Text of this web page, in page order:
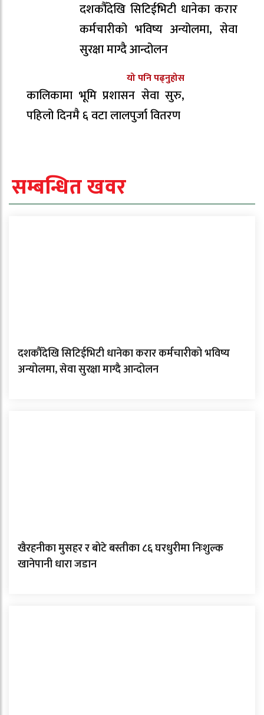
दशकौँदेखि सिटिईभिटी धानेका करार
कर्मचारीको भविष्य अन्योलमा, सेवा
सुरक्षा माग्दै आन्दोलन
यो पनि पढ्नुहोस
कालिकामा भूमि प्रशासन सेवा सुरु,
पहिलो दिनमै ६ वटा लालपुर्जा वितरण
सम्बन्धित खवर
दशकौँदेखि सिटिईभिटी धानेका करार कर्मचारीको भविष्य
अन्योलमा, सेवा सुरक्षा माग्दै आन्दोलन
खैरहनीका मुसहर र बोटे बस्तीका ८६ घरधुरीमा निःशुल्क
खानेपानी धारा जडान